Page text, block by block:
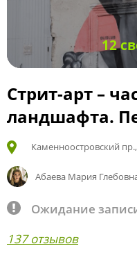
12
Стрит-арт –
ландшафта.
Каменноостровский
Абаева Мария
Ожидание
137 отзывов